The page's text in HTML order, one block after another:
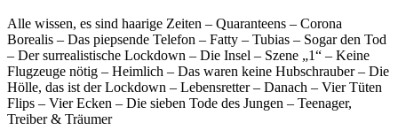
Alle wissen, es sind haarige Zeiten – Quaranteens – Corona
Borealis – Das piepsende Telefon – Fatty – Tubias – Sogar den Tod
– Der surrealistische Lockdown – Die Insel – Szene „1“ – Keine
Flugzeuge nötig – Heimlich – Das waren keine Hubschrauber – Die
Hölle, das ist der Lockdown – Lebensretter – Danach – Vier Tüten
Flips – Vier Ecken – Die sieben Tode des Jungen – Teenager,
Treiber & Träumer